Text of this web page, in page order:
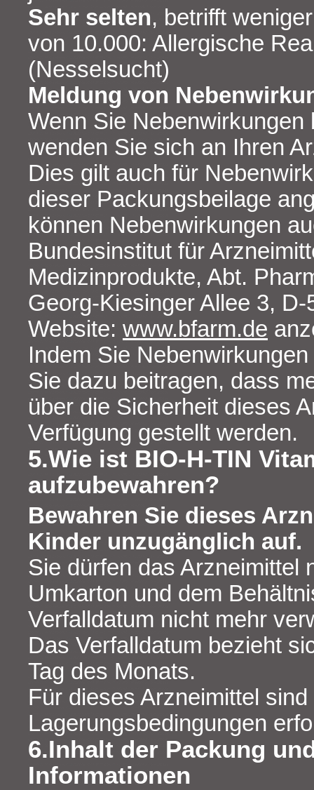
Sehr selten, betrifft
von 10.000: Allergische
(Nesselsucht)
Meldung von
Wenn Sie Nebenwirkungen
wenden Sie sich an Ihren
Dies gilt auch für
dieser Packungsbeilage
können Nebenwirkungen
Bundesinstitut für
Medizinprodukte, Abt.
Georg-Kiesinger Allee 3,
Website: www.bfarm.de
Indem Sie
Sie dazu beitragen, dass
über die Sicherheit dieses
Verfügung gestellt werden.
5.Wie ist BIO-H-TIN
aufzubewahren?
Bewahren Sie dieses
Kinder unzugänglich auf.
Sie dürfen das Arzneimittel
Umkarton und dem
Verfalldatum nicht mehr
Das Verfalldatum bezieht
Tag des Monats.
Für dieses Arzneimittel
Lagerungsbedingungen
6.Inhalt der Packung
Informationen